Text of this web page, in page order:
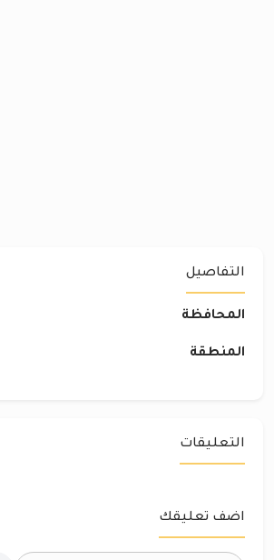
التفاصيل
المحافظة
المنطقة
التعليقات
اضف تعليقك